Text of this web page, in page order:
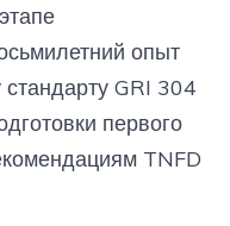
опыт
GRI 304
первого
TNFD